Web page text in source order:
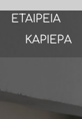
ΕΤΑΙΡΕΙΑ
ΚΑΡΙΕΡΑ